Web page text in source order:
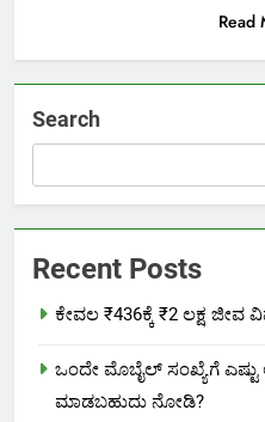
Read
Search
Recent Posts
ಕೇವಲ ₹436ಕ್ಕೆ ₹2 ಲಕ್ಷ
ಒಂದೇ ಮೊಬೈಲ್ ಸಂಖ್ಯೆಗೆ
ಮಾಡಬಹುದು ನೋಡಿ?